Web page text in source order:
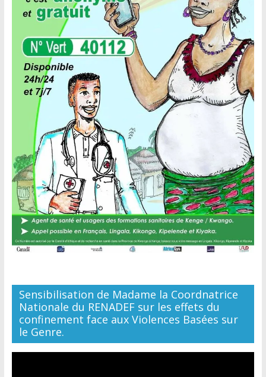
Sensibilisation de Madame la Coordnatrice
Nationale du RENADEF sur les effets du
confinement face aux Violences Basées sur
le Genre.